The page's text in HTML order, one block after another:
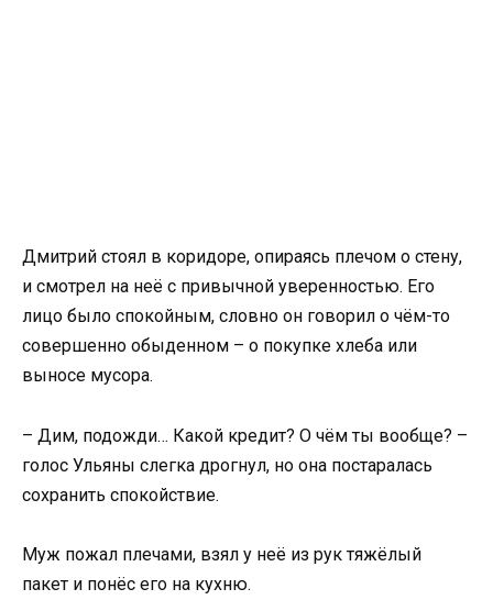
Дмитрий стоял в коридоре, опираясь плечом о стену,
и смотрел на неё с привычной уверенностью. Его
лицо было спокойным, словно он говорил о чём-то
совершенно обыденном – о покупке хлеба или
выносе мусора.
– Дим, подожди… Какой кредит? О чём ты вообще? –
голос Ульяны слегка дрогнул, но она постаралась
сохранить спокойствие.
Муж пожал плечами, взял у неё из рук тяжёлый
пакет и понёс его на кухню.